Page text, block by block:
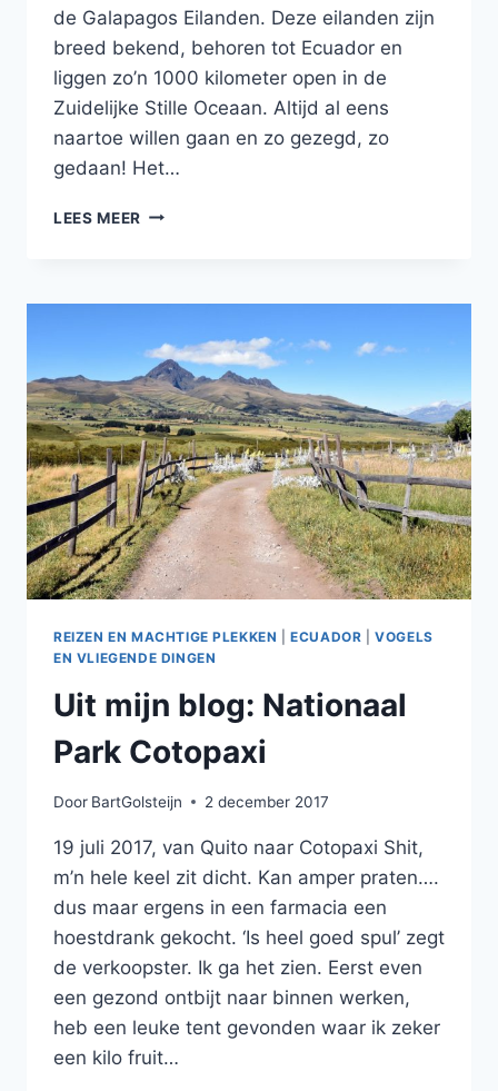
de Galapagos Eilanden. Deze eilanden zijn
breed bekend, behoren tot Ecuador en
liggen zo’n 1000 kilometer open in de
Zuidelijke Stille Oceaan. Altijd al eens
naartoe willen gaan en zo gezegd, zo
gedaan! Het…
LEES MEER NATUUR
OP
GALAPAGOS
EILANDEN!
REIZEN EN MACHTIGE PLEKKEN |ECUADOR |VOGELS
EN VLIEGENDE DINGEN
Uit mijn blog: Nationaal
Park Cotopaxi
Door BartGolsteijn 2 december 2017
19 juli 2017, van Quito naar Cotopaxi Shit,
m’n hele keel zit dicht. Kan amper praten….
dus maar ergens in een farmacia een
hoestdrank gekocht. ‘Is heel goed spul’ zegt
de verkoopster. Ik ga het zien. Eerst even
een gezond ontbijt naar binnen werken,
heb een leuke tent gevonden waar ik zeker
een kilo fruit…